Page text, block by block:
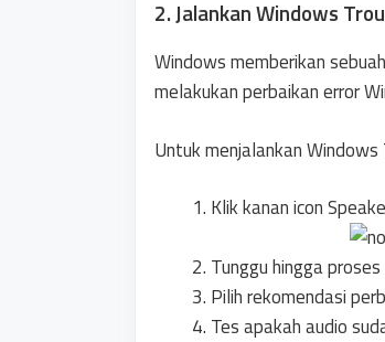
2. Jalankan Windows
Windows memberikan
melakukan perbaikan error
Untuk menjalankan
Klik kanan icon
Tunggu hingga proses
Pilih rekomendasi
Tes apakah audio